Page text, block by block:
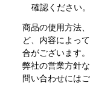
確認ください。
商品の使用方法
ど、内容によっ
合がございます。
弊社の営業方針
問い合わせには